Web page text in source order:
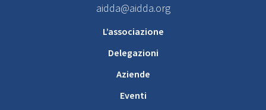
aidda@aidda.org
L’associazione
Delegazioni
Aziende
Eventi